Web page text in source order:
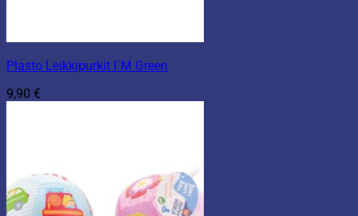
Plasto Leikkipurkit I´M Green
9,90 €